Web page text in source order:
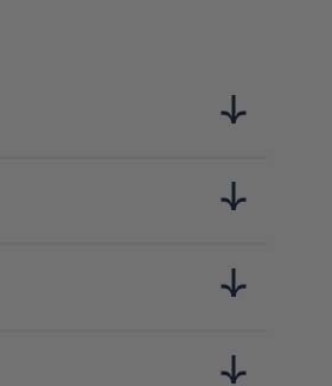
sourcés et terriblement
pour explorer les